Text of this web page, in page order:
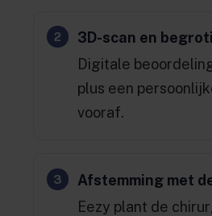
3D-scan en
Digitale
plus een
vooraf.
Afstemming met
Eezy plant de